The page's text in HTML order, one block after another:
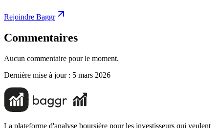
Rejoindre Baggr
Commentaires
Aucun commentaire pour le moment.
Dernière mise à jour : 5 mars 2026
La plateforme d'analyse boursière pour les investisseurs qui veulent